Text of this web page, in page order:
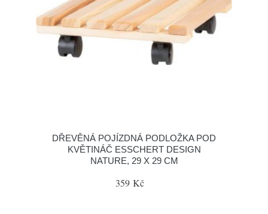
DŘEVĚNÁ POJÍZDNÁ PODLOŽKA POD
KVĚTINÁČ ESSCHERT DESIGN
NATURE, 29 X 29 CM
359 Kč